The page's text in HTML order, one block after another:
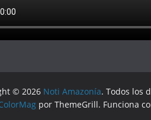
© 2026 Noti Amazonía. Todos los
por ThemeGrill. Funciona